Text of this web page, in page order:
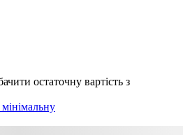
остаточну вартість з